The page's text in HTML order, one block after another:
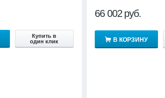
Купить в
один клик
66 002 руб.
В КОРЗИНУ